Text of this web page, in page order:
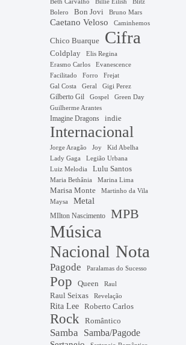
Beth Carvalho Billie Eilish
Blitz
Bolero
Bon Jovi Bruno Mars
Caetano Veloso Caminhemos
Chico Buarque Cifra
Coldplay
Elis Regina
Erasmo Carlos
Evanescence
Facilitado
Forro Frejat
Gal Costa Geral Gigi Perez
Gilberto Gil Gospel Green Day
Guilherme Arantes
Imagine Dragons indie
Internacional
Jorge Aragão Joy Kid Abelha
Lady Gaga
Legião Urbana
Luiz Melodia
Lulu Santos
Maria Bethânia Marina Lima
Marisa Monte
Martinho da Vila
Maysa
Metal
MIlton Nascimento MPB
Música
Nacional Nota
Pagode Paralamas do Sucesso
Pop Queen Raul
Raul Seixas Revelação
Rita Lee Roberto Carlos
Rock Romântico
Samba
Samba/Pagode